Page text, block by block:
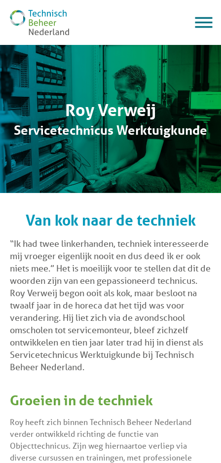
Roy Verweij
Servicetechnicus Werktuigkunde
Van kok naar de techniek
“Ik had twee linkerhanden, techniek interesseerde
mij vroeger eigenlijk nooit en dus deed ik er ook
niets mee.” Het is moeilijk voor te stellen dat dit de
woorden zijn van een gepassioneerd technicus.
Roy Verweij begon ooit als kok, maar besloot na
twaalf jaar in de horeca dat het tijd was voor
verandering. Hij liet zich via de avondschool
omscholen tot servicemonteur, bleef zichzelf
ontwikkelen en tien jaar later trad hij in dienst als
Servicetechnicus Werktuigkunde bij Technisch
Beheer Nederland.
Groeien in de techniek
Roy heeft zich binnen Technisch Beheer Nederland
verder ontwikkeld richting de functie van
Objecttechnicus. Zijn weg hiernaartoe verliep via
diverse cursussen en trainingen, met professionele